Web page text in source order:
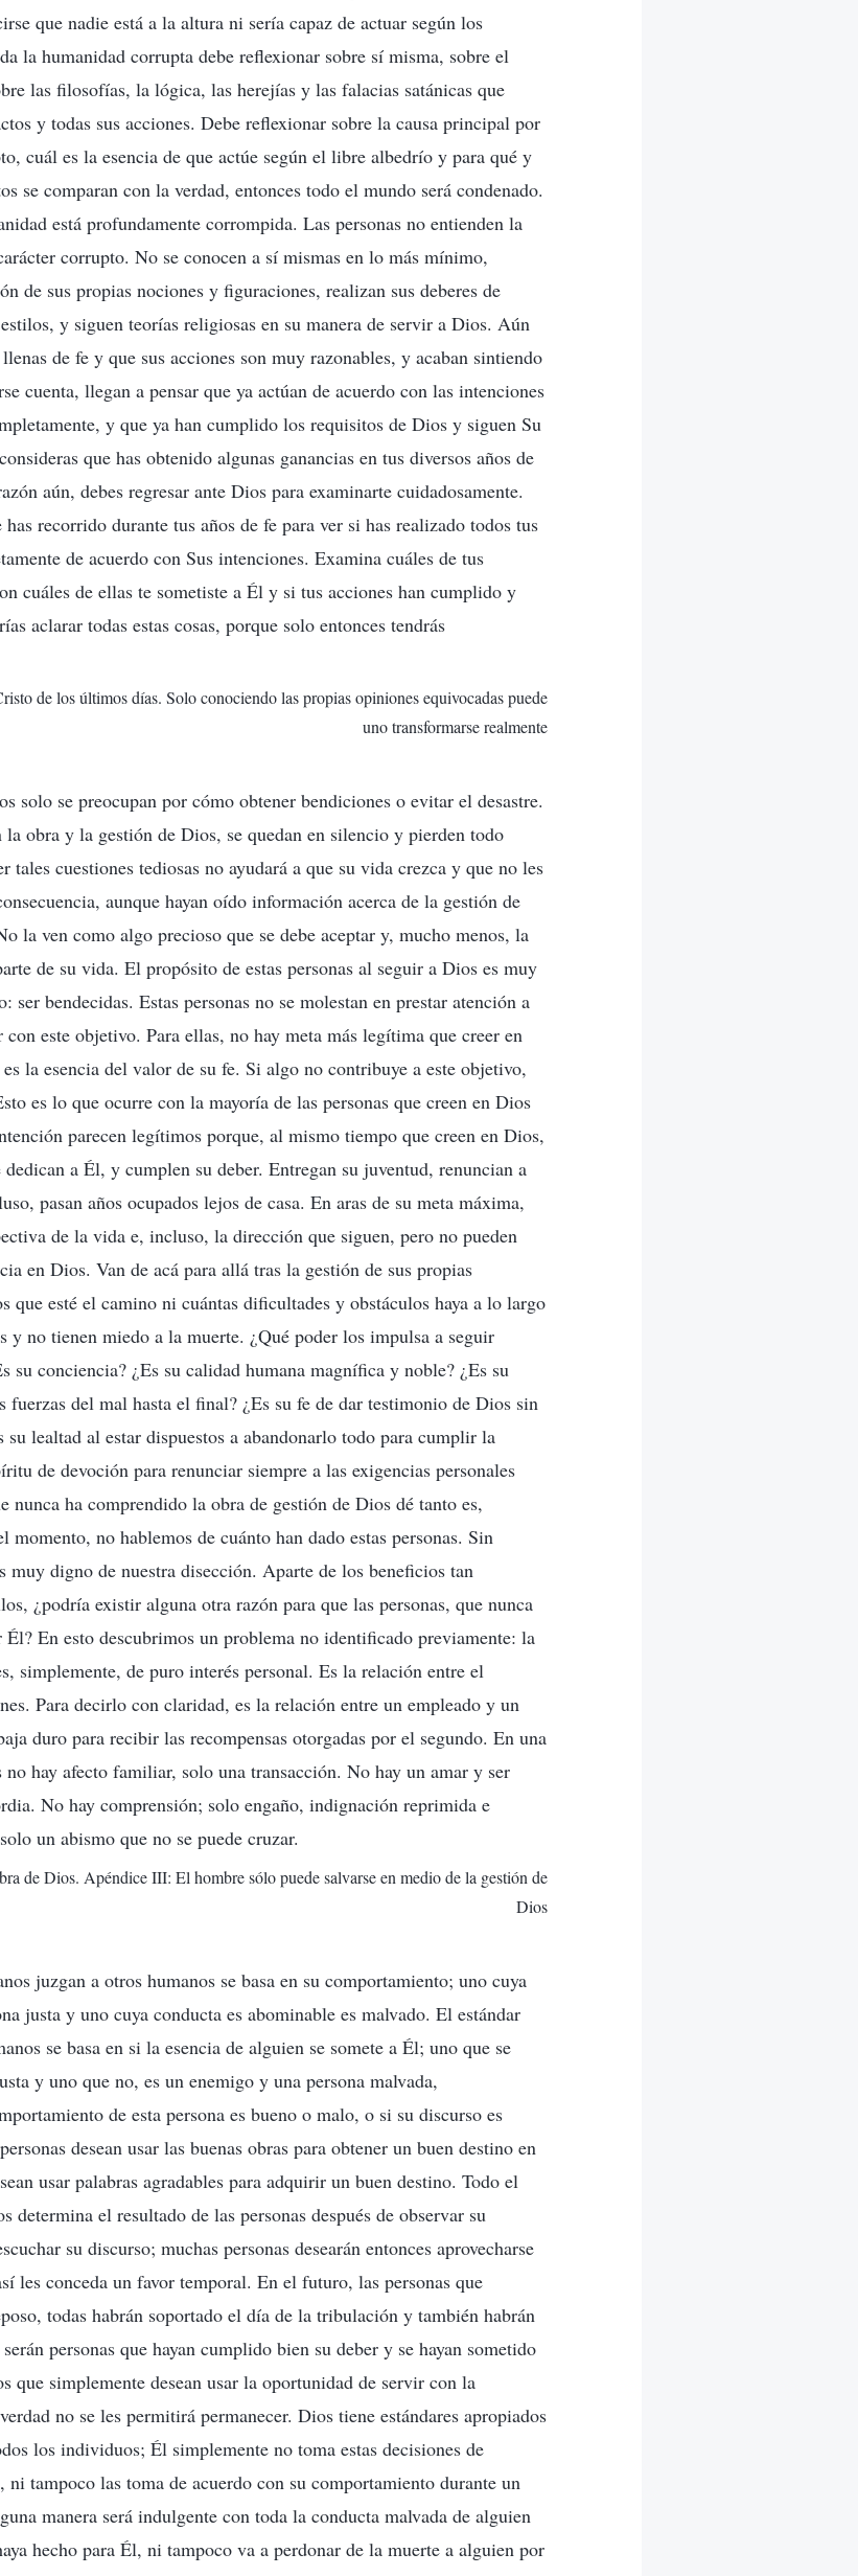
que nadie está a la altura ni sería capaz de actuar según los
la humanidad corrupta debe reflexionar sobre sí misma, sobre el
las filosofías, la lógica, las herejías y las falacias satánicas que
y todas sus acciones. Debe reflexionar sobre la causa principal por
cuál es la esencia de que actúe según el libre albedrío y para qué y
se comparan con la verdad, entonces todo el mundo será condenado.
está profundamente corrompida. Las personas no entienden la
corrupto. No se conocen a sí mismas en lo más mínimo,
de sus propias nociones y figuraciones, realizan sus deberes de
y siguen teorías religiosas en su manera de servir a Dios. Aún
de fe y que sus acciones son muy razonables, y acaban sintiendo
cuenta, llegan a pensar que ya actúan de acuerdo con las intenciones
y que ya han cumplido los requisitos de Dios y siguen Su
que has obtenido algunas ganancias en tus diversos años de
aún, debes regresar ante Dios para examinarte cuidadosamente.
recorrido durante tus años de fe para ver si has realizado todos tus
de acuerdo con Sus intenciones. Examina cuáles de tus
cuáles de ellas te sometiste a Él y si tus acciones han cumplido y
aclarar todas estas cosas, porque solo entonces tendrás
de los últimos días. Solo conociendo las propias opiniones equivocadas puede
uno transformarse realmente
solo se preocupan por cómo obtener bendiciones o evitar el desastre.
obra y la gestión de Dios, se quedan en silencio y pierden todo
tales cuestiones tediosas no ayudará a que su vida crezca y que no les
aunque hayan oído información acerca de la gestión de
la ven como algo precioso que se debe aceptar y, mucho menos, la
de su vida. El propósito de estas personas al seguir a Dios es muy
bendecidas. Estas personas no se molestan en prestar atención a
con este objetivo. Para ellas, no hay meta más legítima que creer en
la esencia del valor de su fe. Si algo no contribuye a este objetivo,
es lo que ocurre con la mayoría de las personas que creen en Dios
parecen legítimos porque, al mismo tiempo que creen en Dios,
a Él, y cumplen su deber. Entregan su juventud, renuncian a
pasan años ocupados lejos de casa. En aras de su meta máxima,
de la vida e, incluso, la dirección que siguen, pero no pueden
en Dios. Van de acá para allá tras la gestión de sus propias
que esté el camino ni cuántas dificultades y obstáculos haya a lo largo
y no tienen miedo a la muerte. ¿Qué poder los impulsa a seguir
su conciencia? ¿Es su calidad humana magnífica y noble? ¿Es su
fuerzas del mal hasta el final? ¿Es su fe de dar testimonio de Dios sin
su lealtad al estar dispuestos a abandonarlo todo para cumplir la
de devoción para renunciar siempre a las exigencias personales
nunca ha comprendido la obra de gestión de Dios dé tanto es,
no hablemos de cuánto han dado estas personas. Sin
muy digno de nuestra disección. Aparte de los beneficios tan
¿podría existir alguna otra razón para que las personas, que nunca
En esto descubrimos un problema no identificado previamente: la
simplemente, de puro interés personal. Es la relación entre el
Para decirlo con claridad, es la relación entre un empleado y un
duro para recibir las recompensas otorgadas por el segundo. En una
no hay afecto familiar, solo una transacción. No hay un amar y ser
No hay comprensión; solo engaño, indignación reprimida e
un abismo que no se puede cruzar.
de Dios. Apéndice III: El hombre sólo puede salvarse en medio de la gestión de
Dios
juzgan a otros humanos se basa en su comportamiento; uno cuya
justa y uno cuya conducta es abominable es malvado. El estándar
se basa en si la esencia de alguien se somete a Él; uno que se
y uno que no, es un enemigo y una persona malvada,
de esta persona es bueno o malo, o si su discurso es
desean usar las buenas obras para obtener un buen destino en
usar palabras agradables para adquirir un buen destino. Todo el
determina el resultado de las personas después de observar su
su discurso; muchas personas desearán entonces aprovecharse
les conceda un favor temporal. En el futuro, las personas que
todas habrán soportado el día de la tribulación y también habrán
personas que hayan cumplido bien su deber y se hayan sometido
que simplemente desean usar la oportunidad de servir con la
no se les permitirá permanecer. Dios tiene estándares apropiados
los individuos; Él simplemente no toma estas decisiones de
ni tampoco las toma de acuerdo con su comportamiento durante un
manera será indulgente con toda la conducta malvada de alguien
hecho para Él, ni tampoco va a perdonar de la muerte a alguien por